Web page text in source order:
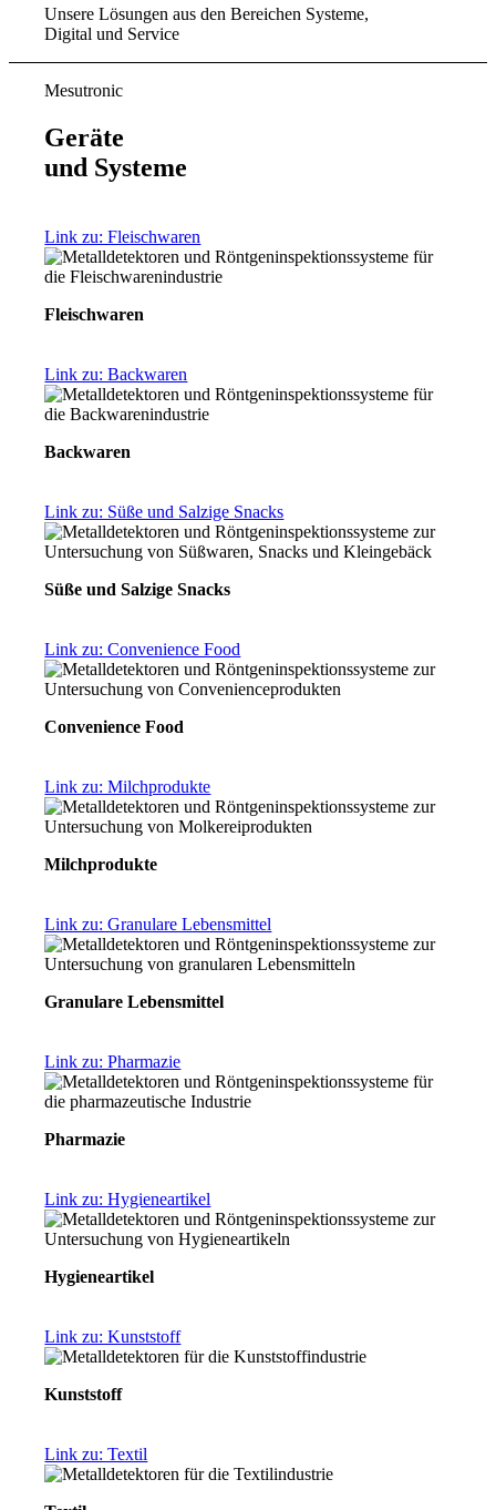
Unsere Lösungen aus den Bereichen Systeme,
Digital und Service
Mesutronic
Geräte
und Systeme
Link zu: Fleischwaren
Fleischwaren
Link zu: Backwaren
Backwaren
Link zu: Süße und Salzige Snacks
Süße und Salzige Snacks
Link zu: Convenience Food
Convenience Food
Link zu: Milchprodukte
Milchprodukte
Link zu: Granulare Lebensmittel
Granulare Lebensmittel
Link zu: Pharmazie
Pharmazie
Link zu: Hygieneartikel
Hygieneartikel
Link zu: Kunststoff
Kunststoff
Link zu: Textil